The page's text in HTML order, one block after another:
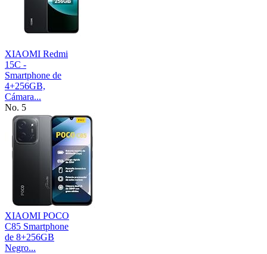
XIAOMI Redmi
15C -
Smartphone de
4+256GB,
Cámara...
No. 5
XIAOMI POCO
C85 Smartphone
de 8+256GB
Negro...